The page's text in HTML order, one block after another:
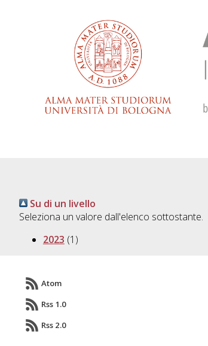
Su di un livello
Seleziona un valore dall'elenco sottostante.
2023 (1)
Atom
Rss 1.0
Rss 2.0